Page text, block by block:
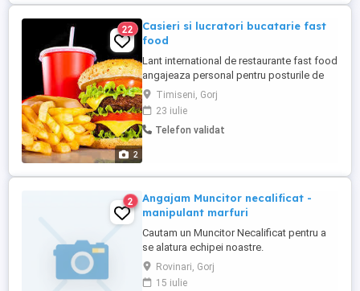
2
22
Casieri si lucratori bucatarie fast
food
Lant international de restaurante fast food
angajeaza personal pentru posturile de
Casier sau Lucrator in bucatarie! Ce iti
oferim: Venit BRUT de la 4463 lei* (*la
care se adauga tichetele de masa - 840 lei
si bonusul de performanta - 250 lei, dupa
Timiseni, Gorj
23 iulie
Telefon validat
2
Angajam Muncitor necalificat -
manipulant marfuri
Cautam un Muncitor Necalificat pentru a
se alatura echipei noastre.
Responsabilitatile includ: manipularea,
sortarea si pregatirea marfurilor pentru
Rovinari, Gorj
15 iulie